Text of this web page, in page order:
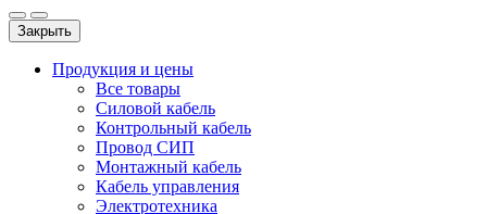
Закрыть
Продукция и цены
Все товары
Силовой кабель
Контрольный кабель
Провод СИП
Монтажный кабель
Кабель управления
Электротехника